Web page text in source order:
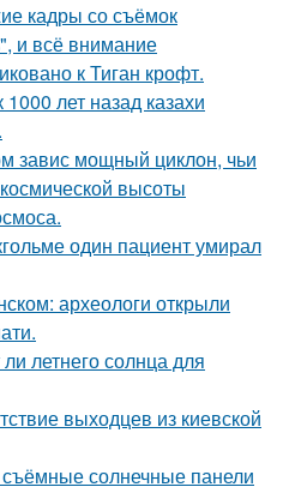
кадры со съёмок
и всё внимание
к Тиган крофт.
лет назад казахи
завис мощный циклон, чьи
высоты
один пациент умирал
археологи открыли
летнего солнца для
выходцев из киевской
солнечные панели